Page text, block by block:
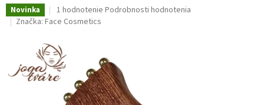
Novinka
Priemerné
hodnotenie
je
5,0
z
5
hviezdičiek.
1 hodnotenie Podrobnosti hodnotenia
Značka: Face Cosmetics